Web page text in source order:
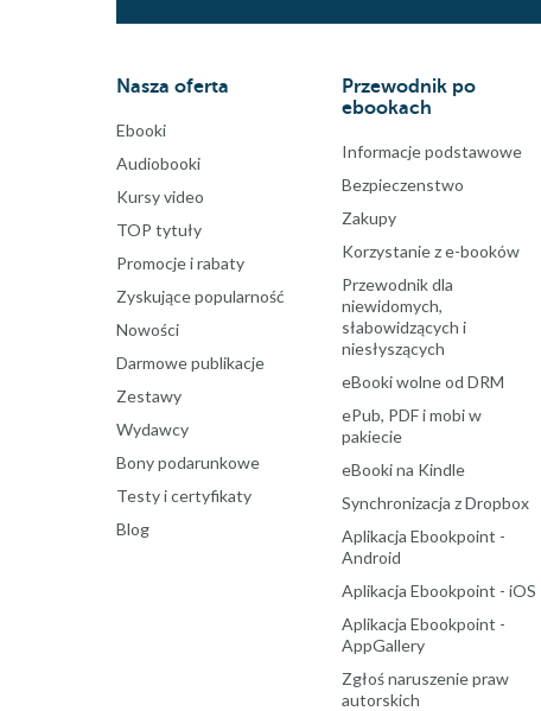
Nasza oferta
Ebooki
Audiobooki
Kursy video
TOP tytuły
Promocje i rabaty
Zyskujące popularność
Nowości
Darmowe publikacje
Zestawy
Wydawcy
Bony podarunkowe
Testy i certyfikaty
Blog
Przewodnik po
ebookach
Informacje podstawowe
Bezpieczenstwo
Zakupy
Korzystanie z e-booków
Przewodnik dla
niewidomych,
słabowidzących i
niesłyszących
eBooki wolne od DRM
ePub, PDF i mobi w
pakiecie
eBooki na Kindle
Synchronizacja z Dropbox
Aplikacja Ebookpoint -
Android
Aplikacja Ebookpoint - iOS
Aplikacja Ebookpoint -
AppGallery
Zgłoś naruszenie praw
autorskich